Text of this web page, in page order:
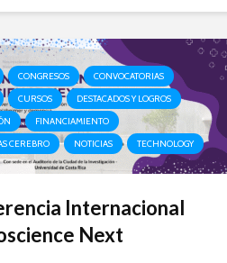
CONGRESOS
CONVOCATORIAS
CURSOS
DESTACADOS Y LOGROS
FINANCIAMIENTO
CEREBRO
NOTICIAS TECHNOLOGY
Internacional
Next